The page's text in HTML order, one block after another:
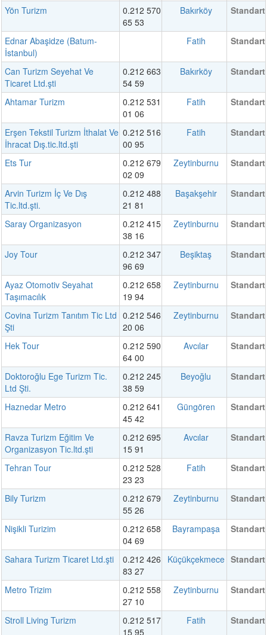
Yön Turizm
0.212 570
65 53
Bakırköy Standart
Ednar Abaşidze (Batum-
İstanbul)
Fatih Standart
Can Turizm Seyehat Ve
Ticaret Ltd.şti
0.212 663
54 59
Bakırköy Standart
Ahtamar Turizm
0.212 531
01 06
Fatih Standart
Erşen Tekstil Turizm İthalat Ve
İhracat Dış.tic.ltd.şti
0.212 516
00 95
Fatih Standart
Ets Tur
0.212 679
02 09
Zeytinburnu Standart
Arvin Turizm İç Ve Dış
Tic.ltd.şti.
0.212 488
21 81
Başakşehir Standart
Saray Organizasyon
0.212 415
38 16
Zeytinburnu Standart
Joy Tour
0.212 347
96 69
Beşiktaş Standart
Ayaz Otomotiv Seyahat
Taşımacılık
0.212 658
19 94
Zeytinburnu Standart
Covina Turizm Tanıtım Tic Ltd
Şti
0.212 546
20 06
Zeytinburnu Standart
Hek Tour
0.212 590
64 00
Avcılar Standart
Doktoroğlu Ege Turizm Tic.
Ltd Şti.
0.212 245
38 59
Beyoğlu Standart
Haznedar Metro
0.212 641
45 42
Güngören Standart
Ravza Turizm Eğitim Ve
Organizasyon Tic.ltd.şti
0.212 695
15 91
Avcılar Standart
Tehran Tour
0.212 528
23 23
Fatih Standart
Bily Turizm
0.212 679
55 26
Zeytinburnu Standart
Nişikli Turizim
0.212 658
04 69
Bayrampaşa Standart
Sahara Turizm Ticaret Ltd.şti
0.212 426
83 27
Küçükçekmece Standart
Metro Trizim
0.212 558
27 10
Zeytinburnu Standart
Stroll Living Turizm
0.212 517
15 95
Fatih Standart